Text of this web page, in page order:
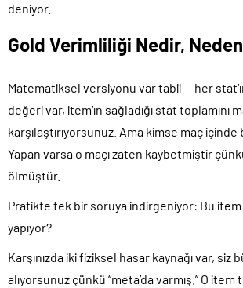
deniyor.
Gold Verimliliği Nedir,
Matematiksel versiyonu var tabii — her
değeri var, item’ın sağladığı stat toplamını
karşılaştırıyorsunuz. Ama kimse maç içinde
Yapan varsa o maçı zaten kaybetmiştir
ölmüştür.
Pratikte tek bir soruya indirgeniyor: Bu item
yapıyor?
Karşınızda iki fiziksel hasar kaynağı var, siz
alıyorsunuz çünkü “meta’da varmış.” O item